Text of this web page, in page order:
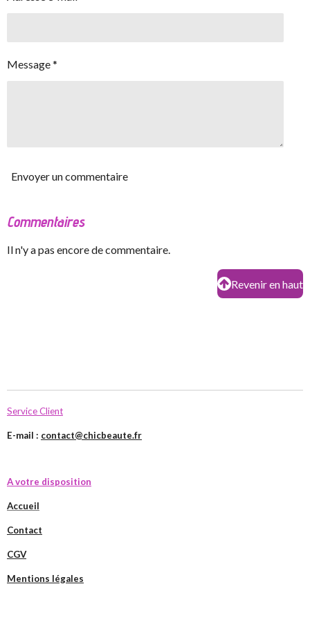
Message *
Envoyer un commentaire
Commentaires
Il n'y a pas encore de commentaire.
Revenir en haut
Service Client
E-mail : contact@chicbeaute.fr
A votre disposition
Accueil
Contact
CGV
Mentions légales